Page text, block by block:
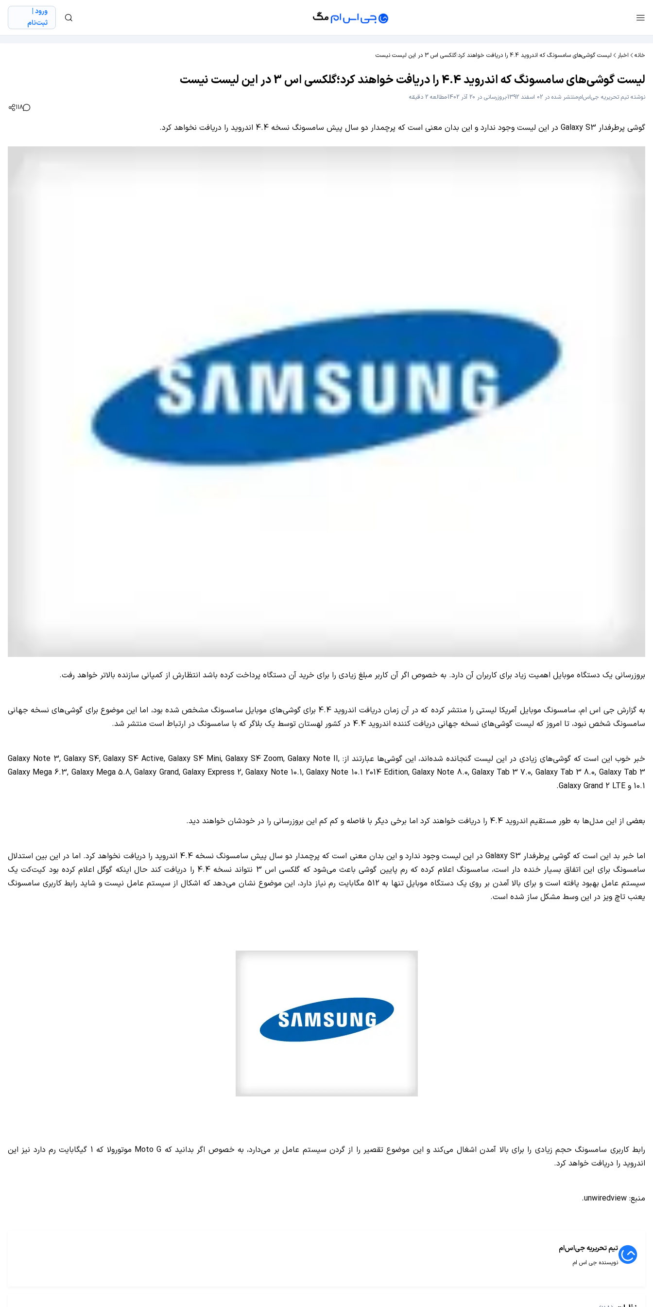
ورود |
ثبت‌نام
خانه اخبار لیست گوشی‌های سامسونگ که اندروید 4.4 را دریافت خواهند کرد؛گلکسی اس 3 در این لیست نیست
لیست گوشی‌های سامسونگ که اندروید 4.4 را دریافت خواهند کرد؛گلکسی اس 3 در این لیست نیست
نوشته تیم تحریریه جی‌اس‌اممنتشر شده در 02 اسفند 1392 بروزرسانی در 20 آذر 1402
مطالعه 2 دقیقه
118
گوشی پرطرفدار Galaxy S3 در این لیست وجود ندارد و این بدان معنی است که پرچمدار دو سال پیش سامسونگ نسخه 4.4 اندروید را دریافت نخواهد کرد.
بروزرسانی یک دستگاه موبایل اهمیت زیاد برای کاربران آن دارد. به خصوص اگر آن کاربر مبلغ زیادی را برای خرید آن دستگاه پرداخت کرده باشد انتظارش از کمپانی سازنده بالاتر خواهد رفت.
به گزارش جی اس ام، سامسونگ موبایل آمریکا لیستی را منتشر کرده که در آن زمان دریافت اندروید 4.4 برای گوشی‌های موبایل سامسونگ مشخص شده بود، اما این موضوع برای گوشی‌های نسخه جهانی
سامسونگ شخص نبود، تا امروز که لیست گوشی‌های نسخه جهانی دریافت کننده اندروید 4.4 در کشور لهستان توسط یک بلاگر که با سامسونگ در ارتباط است منتشر شد.
خبر خوب این است که گوشی‌های زیادی در این لیست گنجانده شده‌اند، این گوشی‌ها عبارتند از: Galaxy Note 3, Galaxy S4, Galaxy S4 Active, Galaxy S4 Mini, Galaxy S4 Zoom, Galaxy Note II,
Galaxy Mega 6.3, Galaxy Mega 5.8, Galaxy Grand, Galaxy Express 2, Galaxy Note 10.1, Galaxy Note 10.1 2014 Edition, Galaxy Note 8.0, Galaxy Tab 3 7.0, Galaxy Tab 3 8.0, Galaxy Tab 3
10.1 و Galaxy Grand 2 LTE
.
بعضی از این مدل‌ها به طور مستقیم اندروید 4.4 را دریافت خواهند کرد اما برخی دیگر با فاصله و کم کم این بروزرسانی را در خودشان خواهند دید.
اما خبر بد این است که گوشی پرطرفدار Galaxy S3
در این لیست وجود ندارد و این بدان معنی است که پرچمدار دو سال پیش سامسونگ نسخه 4.4 اندروید را دریافت نخواهد کرد. اما در این بین استدلال
سامسونگ برای این اتفاق بسیار خنده دار است، سامسونگ اعلام کرده که رم پایین گوشی باعث می‌شود که گلکسی اس 3 نتواند نسخه 4.4 را دریافت کند حال اینکه گوگل اعلام کرده بود کیت‌کت یک
سیستم عامل بهبود یافته است و برای بالا آمدن بر روی یک دستگاه موبایل تنها به 512 مگابایت رم نیاز دارد، این موضوع نشان می‌دهد که اشکال از سیستم عامل نیست و شاید رابط کاربری سامسونگ
یعنب تاچ ویز در این وسط مشکل ساز شده است.
رابط کاربری سامسونگ حجم زیادی را برای بالا آمدن اشغال می‌کند و این موضوع تقصیر را از گردن سیستم عامل بر می‌دارد، به خصوص اگر بدانید که Moto G
موتورولا که 1 گیگابایت رم دارد نیز این
اندروید را دریافت خواهد کرد.
منبع: unwiredview
.
تیم تحریریه جی‌اس‌ام
نویسنده جی اس ام